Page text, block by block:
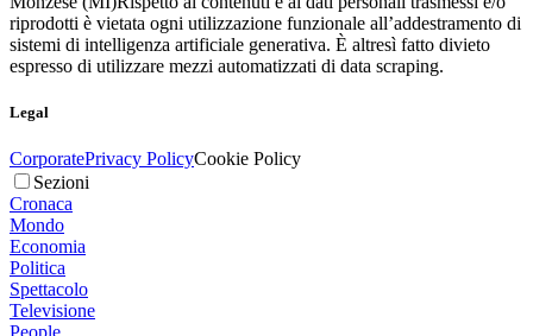
riprodotti è vietata ogni utilizzazione funzionale all’addestramento di
sistemi di intelligenza artificiale generativa. È altresì fatto divieto
espresso di utilizzare mezzi automatizzati di data scraping.
Legal
CorporatePrivacy PolicyCookie Policy
Sezioni
Cronaca
Mondo
Economia
Politica
Spettacolo
Televisione